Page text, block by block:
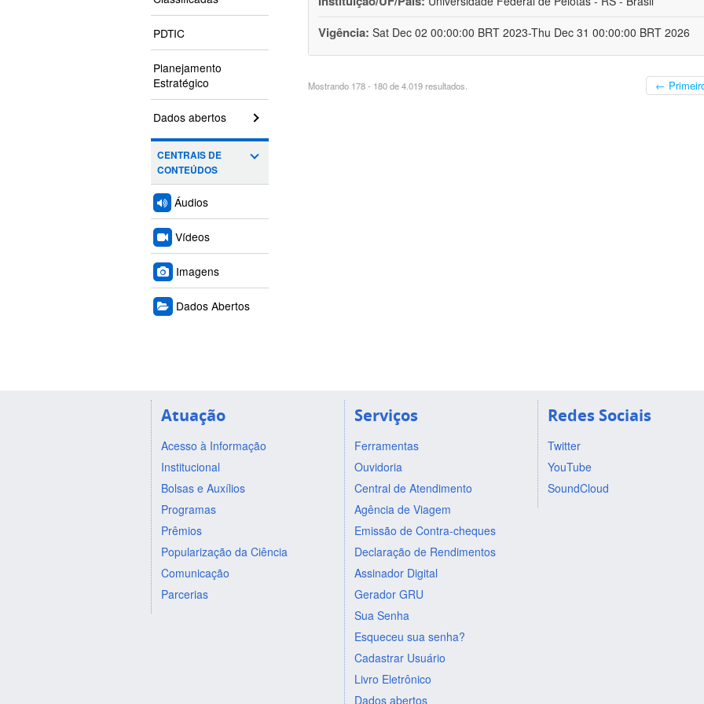
PDTIC
Planejamento
Estratégico
Dados abertos
CENTRAIS DE
CONTEÚDOS
Áudios
Vídeos
Imagens
Dados Abertos
Vigência: Sat Dec 02 00:00:00 BRT 2023-Thu Dec 31 00:00:00 BRT 2026
Mostrando 178 - 180 de 4.019 resultados. ←
Atuação
Acesso à Informação
Institucional
Bolsas e Auxílios
Programas
Prêmios
Popularização da Ciência
Comunicação
Parcerias
Serviços
Ferramentas
Ouvidoria
Central de Atendimento
Agência de Viagem
Emissão de Contra-cheques
Declaração de Rendimentos
Assinador Digital
Gerador GRU
Sua Senha
Esqueceu sua senha?
Cadastrar Usuário
Livro Eletrônico
Dados abertos
Redes Sociais
Twitter
YouTube
SoundCloud